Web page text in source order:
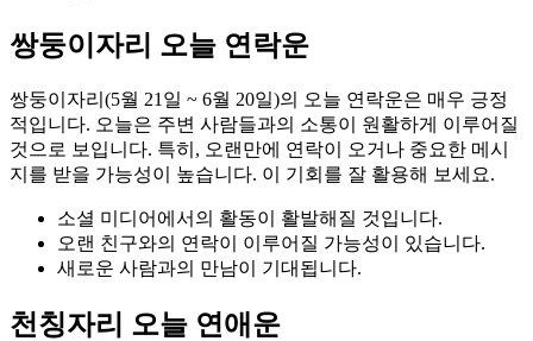
쌍둥이자리 오늘 연락운
쌍둥이자리(5월 21일 ~ 6월 20일)의 오늘 연락운은 매우 긍정
적입니다. 오늘은 주변 사람들과의 소통이 원활하게 이루어질
것으로 보입니다. 특히, 오랜만에 연락이 오거나 중요한 메시
지를 받을 가능성이 높습니다. 이 기회를 잘 활용해 보세요.
소셜 미디어에서의 활동이 활발해질 것입니다.
오랜 친구와의 연락이 이루어질 가능성이 있습니다.
새로운 사람과의 만남이 기대됩니다.
천칭자리 오늘 연애운